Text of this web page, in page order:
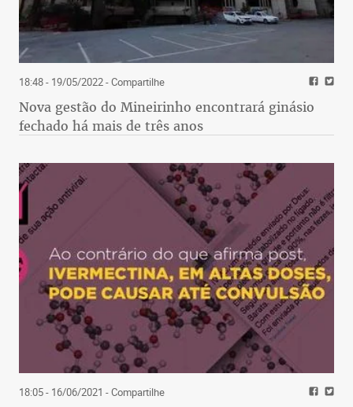
18:48 - 19/05/2022- Compartilhe
Nova gestão do Mineirinho encontrará ginásio
fechado há mais de três anos
18:05 - 16/06/2021 - Compartilhe